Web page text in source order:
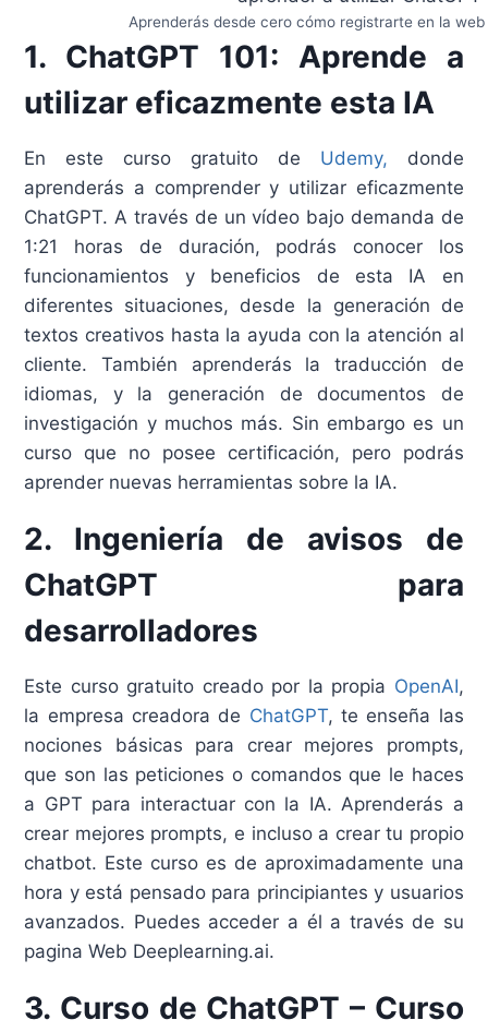
Aprenderás desde cero cómo registrarte en la
1. ChatGPT 101: Aprende a
utilizar eficazmente esta IA
En este curso gratuito de Udemy, donde
aprenderás a comprender y utilizar eficazmente
ChatGPT. A través de un vídeo bajo demanda de
1:21 horas de duración, podrás conocer los
funcionamientos y beneficios de esta IA en
diferentes situaciones, desde la generación de
textos creativos hasta la ayuda con la atención al
cliente. También aprenderás la traducción de
idiomas, y la generación de documentos de
investigación y muchos más. Sin embargo es un
curso que no posee certificación, pero podrás
aprender nuevas herramientas sobre la IA.
2. Ingeniería de avisos de
ChatGPT para
desarrolladores
Este curso gratuito creado por la propia OpenAI,
la empresa creadora de ChatGPT, te enseña las
nociones básicas para crear mejores prompts,
que son las peticiones o comandos que le haces
a GPT para interactuar con la IA. Aprenderás a
crear mejores prompts, e incluso a crear tu propio
chatbot. Este curso es de aproximadamente una
hora y está pensado para principiantes y usuarios
avanzados. Puedes acceder a él a través de su
pagina Web Deeplearning.ai.
3. Curso de ChatGPT – Curso